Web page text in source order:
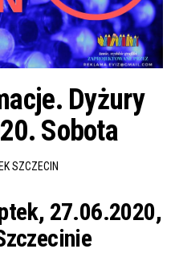
ę
Dyżury
Sobota
SZCZECIN
27.06.2020,